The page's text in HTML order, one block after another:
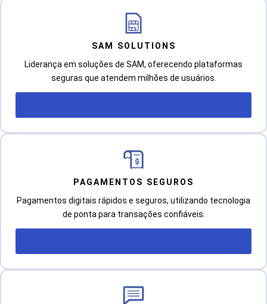
SAM SOLUTIONS
Liderança em soluções de SAM, oferecendo plataformas
seguras que atendem milhões de usuários.
PAGAMENTOS SEGUROS
Pagamentos digitais rápidos e seguros, utilizando tecnologia
de ponta para transações confiáveis.